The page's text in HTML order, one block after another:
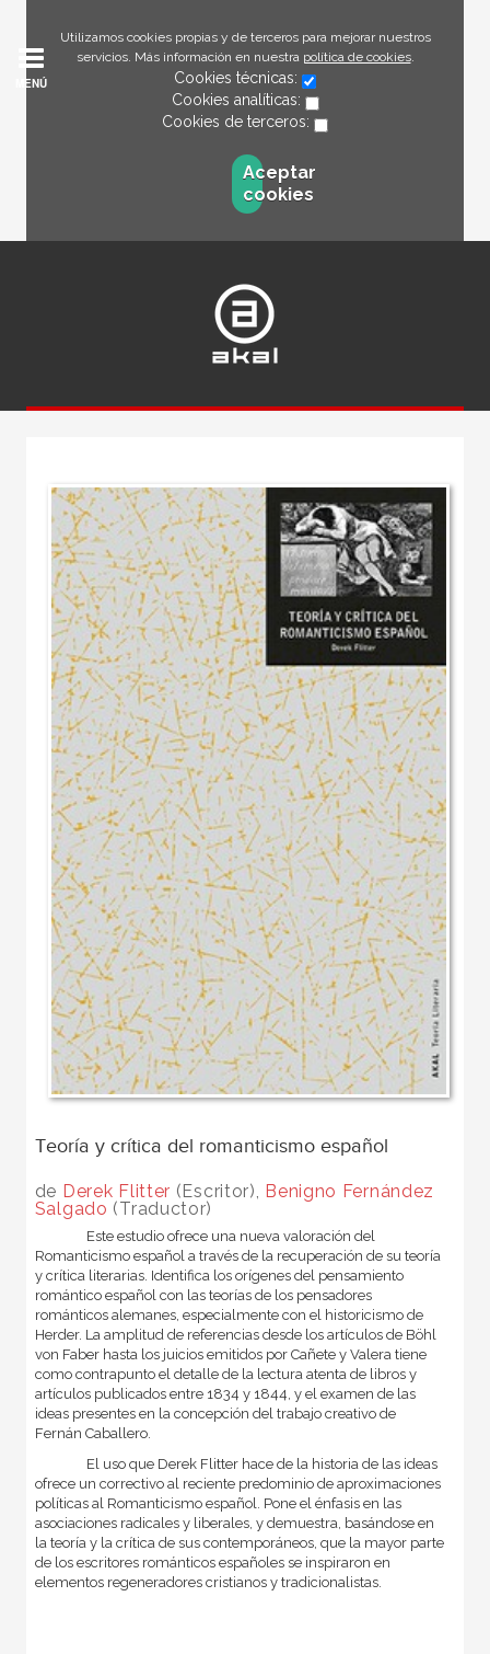
Utilizamos cookies propias y de terceros para mejorar nuestros
servicios. Más información en nuestra política de cookies.
Cookies técnicas:
Cookies analíticas:
Cookies de terceros:
Aceptar
cookies
MENÚ
Teoría y crítica del romanticismo español
de Derek Flitter (Escritor), Benigno Fernández
Salgado (Traductor)
Este estudio ofrece una nueva valoración del
Romanticismo español a través de la recuperación de su teoría
y crítica literarias. Identifica los orígenes del pensamiento
romántico español con las teorías de los pensadores
románticos alemanes, especialmente con el historicismo de
Herder. La amplitud de referencias desde los artículos de Böhl
von Faber hasta los juicios emitidos por Cañete y Valera tiene
como contrapunto el detalle de la lectura atenta de libros y
artículos publicados entre 1834 y 1844, y el examen de las
ideas presentes en la concepción del trabajo creativo de
Fernán Caballero.
El uso que Derek Flitter hace de la historia de las ideas
ofrece un correctivo al reciente predominio de aproximaciones
políticas al Romanticismo español. Pone el énfasis en las
asociaciones radicales y liberales, y demuestra, basándose en
la teoría y la crítica de sus contemporáneos, que la mayor parte
de los escritores románticos españoles se inspiraron en
elementos regeneradores cristianos y tradicionalistas.